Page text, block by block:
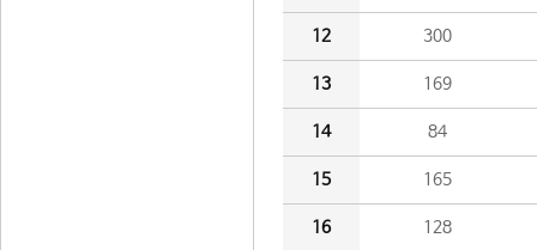
12 300
13 169
14 84
15 165
16 128